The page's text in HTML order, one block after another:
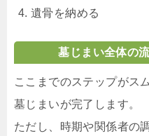
遺骨を納める
墓じまい全体の
ここまでのステップがス
墓じまいが完了します。
ただし、時期や関係者の